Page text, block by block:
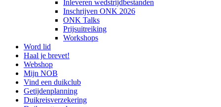
Inleveren wedstrijdbestanden
Inschrijven ONK 2026
ONK Talks
Prijsuitreiking
Workshops
Word lid
Haal je brevet!
Webshop
Mijn NOB
Vind een duikclub
Getijdenplanning
Duikreisverzekering